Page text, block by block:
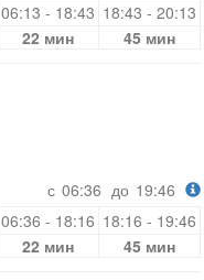
06:13 - 18:43 18:43 - 20:13
22 мин
45 мин
с 06:36 до 19:46
06:36 - 18:16 18:16 - 19:46
22 мин
45 мин